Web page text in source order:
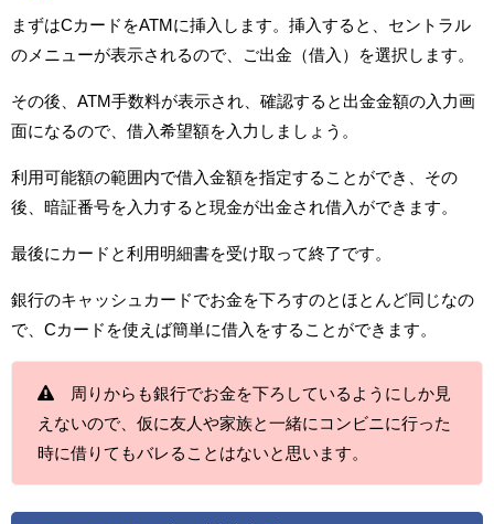
まずはCカードをATMに挿入します。挿入すると、セントラル
のメニューが表示されるので、ご出金（借入）を選択します。
その後、ATM手数料が表示され、確認すると出金金額の入力画
面になるので、借入希望額を入力しましょう。
利用可能額の範囲内で借入金額を指定することができ、その
後、暗証番号を入力すると現金が出金され借入ができます。
最後にカードと利用明細書を受け取って終了です。
銀行のキャッシュカードでお金を下ろすのとほとんど同じなの
で、Cカードを使えば簡単に借入をすることができます。
周りからも銀行でお金を下ろしているようにしか見
えないので、仮に友人や家族と一緒にコンビニに行った
時に借りてもバレることはないと思います。